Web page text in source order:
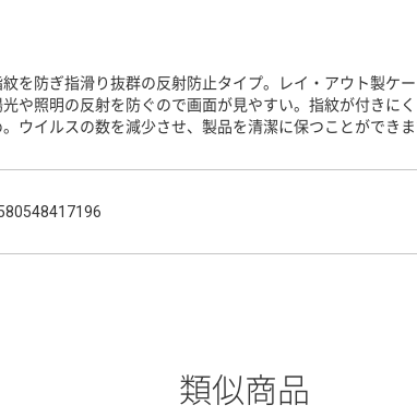
紋を防ぎ指滑り抜群の反射防止タイプ。レイ・アウト製ケ
光や照明の反射を防ぐので画面が見やすい。指紋が付きに
。ウイルスの数を減少させ、製品を清潔に保つことができ
類似商品